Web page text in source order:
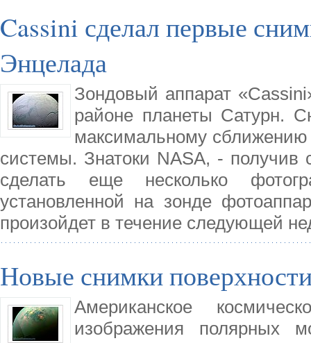
Cassini сделал первые
Энцелада
Зондовый аппарат
районе планеты Сатурн.
максимальному сближению
системы. Знатоки NASA, - получив
сделать еще несколько
установленной на зонде
произойдет в течение следующей
Новые снимки
Американское
изображения полярных